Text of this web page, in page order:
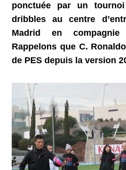
ponctuée par un
dribbles au centre
Madrid en
Rappelons que C.
de PES depuis la version